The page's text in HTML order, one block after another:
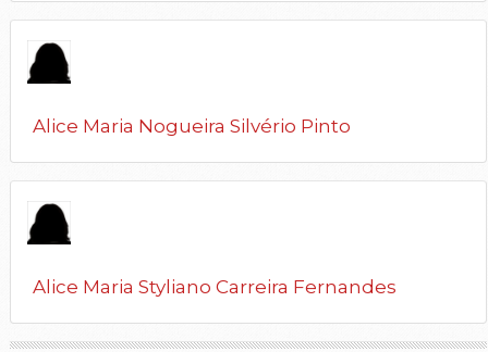
Alice Maria Nogueira Silvério Pinto
Alice Maria Styliano Carreira Fernandes